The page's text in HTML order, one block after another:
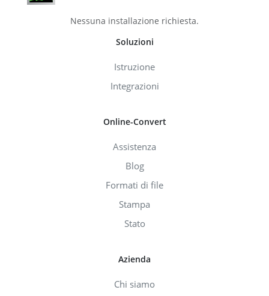
Nessuna installazione richiesta.
Soluzioni
Istruzione
Integrazioni
Online-Convert
Assistenza
Blog
Formati di file
Stampa
Stato
Azienda
Chi siamo